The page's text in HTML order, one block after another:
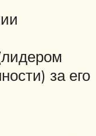
за его